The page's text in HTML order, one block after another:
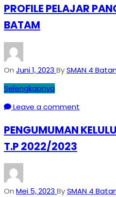
PROFILE PELAJAR
BATAM
On Juni 1, 2023 BySMAN 4
Selengkapnya
Leave a comment
PENGUMUMAN
T.P 2022/2023
On Mei 5, 2023 BySMAN 4